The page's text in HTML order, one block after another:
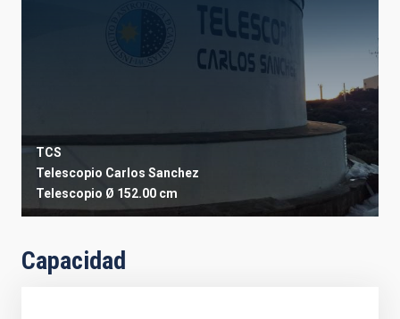
TCS
Telescopio Carlos Sanchez
Telescopio Ø 152.00 cm
Capacidad